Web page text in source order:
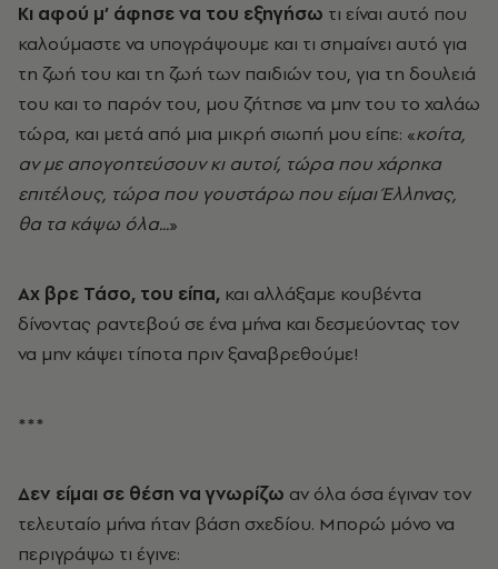
Κι αφού μ’ άφησε να του εξηγήσω τι είναι αυτό που
καλούμαστε να υπογράψουμε και τι σημαίνει αυτό για
τη ζωή του και τη ζωή των παιδιών του, για τη δουλειά
του και το παρόν του, μου ζήτησε να μην του το χαλάω
τώρα, και μετά από μια μικρή σιωπή μου είπε: «κοίτα,
αν με απογοητεύσουν κι αυτοί, τώρα που χάρηκα
επιτέλους, τώρα που γουστάρω που είμαι Έλληνας,
θα τα κάψω όλα...»
Αχ βρε Τάσο, του είπα, και αλλάξαμε κουβέντα
δίνοντας ραντεβού σε ένα μήνα και δεσμεύοντας τον
να μην κάψει τίποτα πριν ξαναβρεθούμε!
***
Δεν είμαι σε θέση να γνωρίζω αν όλα όσα έγιναν τον
τελευταίο μήνα ήταν βάση σχεδίου. Μπορώ μόνο να
περιγράψω τι έγινε: